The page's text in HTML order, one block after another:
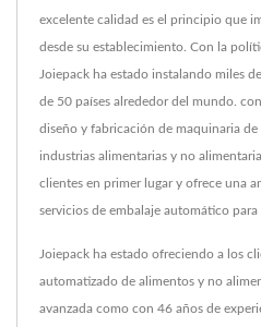
excelente calidad es el principio que
desde su establecimiento. Con la
Joiepack ha estado instalando miles
de 50 países alrededor del mundo.
diseño y fabricación de maquinaria
industrias alimentarias y no
clientes en primer lugar y ofrece una
servicios de embalaje automático para
Joiepack ha estado ofreciendo a los
automatizado de alimentos y no
avanzada como con 46 años de